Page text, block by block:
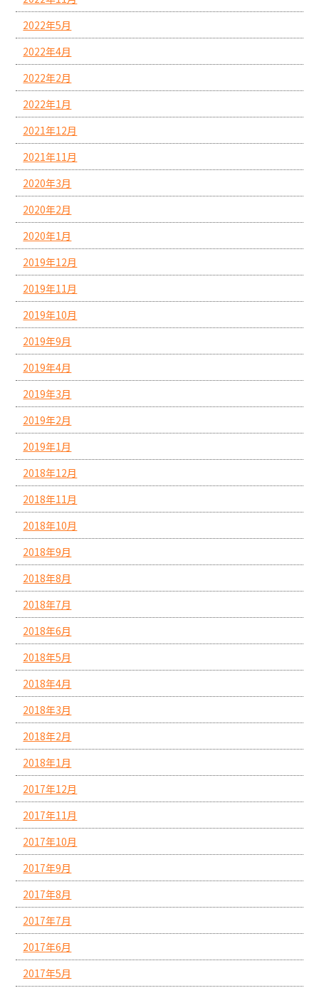
2022年5月
2022年4月
2022年2月
2022年1月
2021年12月
2021年11月
2020年3月
2020年2月
2020年1月
2019年12月
2019年11月
2019年10月
2019年9月
2019年4月
2019年3月
2019年2月
2019年1月
2018年12月
2018年11月
2018年10月
2018年9月
2018年8月
2018年7月
2018年6月
2018年5月
2018年4月
2018年3月
2018年2月
2018年1月
2017年12月
2017年11月
2017年10月
2017年9月
2017年8月
2017年7月
2017年6月
2017年5月